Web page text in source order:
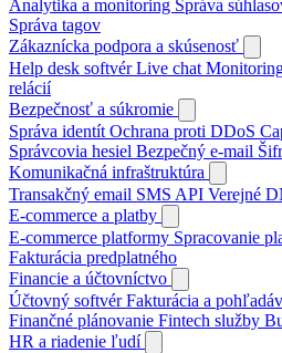
Analytika a monitoring Správa
Správa tagov
Zákaznícka podpora a skúsenosť
Help desk softvérLive chat
relácií
Bezpečnosť a súkromie
Správa identít Ochrana proti DDoS
Správcovia hesiel Bezpečný e-mail
Komunikačná infraštruktúra
Transakčný email SMS API Verejné
E-commerce a platby
E-commerce platformy Spracovanie
Fakturácia predplatného
Financie a účtovníctvo
Účtovný softvérFakturácia a
Finančné plánovanie Fintech služby
HR a riadenie ľudí